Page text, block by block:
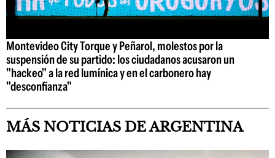
Montevideo City Torque y Peñarol, molestos por la
suspensión de su partido: los ciudadanos acusaron un
"hackeo" a la red lumínica y en el carbonero hay
"desconfianza"
MÁS NOTICIAS DE ARGENTINA